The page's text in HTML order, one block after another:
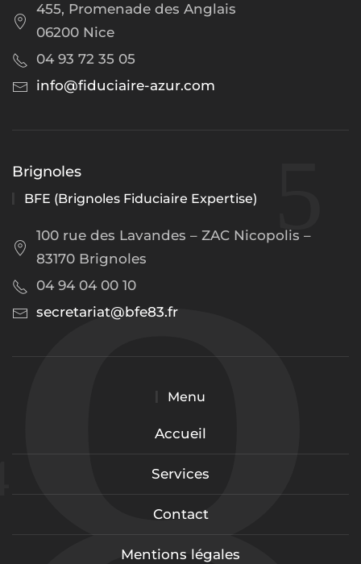
455, Promenade des Anglais
06200 Nice
04 93 72 35 05
info@fiduciaire-azur.com
Brignoles
BFE (Brignoles Fiduciaire Expertise)
100 rue des Lavandes – ZAC Nicopolis –
83170 Brignoles
04 94 04 00 10
secretariat@bfe83.fr
Menu
Accueil
Services
Contact
Mentions légales